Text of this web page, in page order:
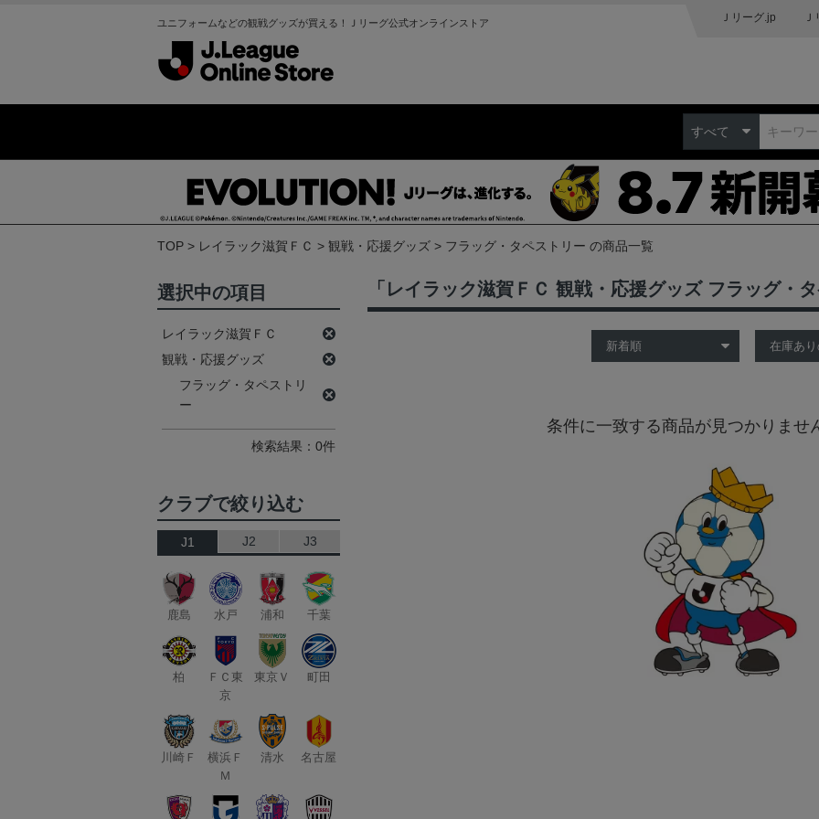
ユニフォームなどの観戦グッズが買える！Ｊリーグ公式オンラインストア Ｊリーグ.jp
すべて
TOP レイラック滋賀ＦＣ 観戦・応援グッズ フラッグ・タペストリー の商品一覧
「レイラック滋賀ＦＣ 観戦・応援グッズ フラッグ・
条件に一致する商品が見つかりませ
選択中の項目
レイラック滋賀ＦＣ
観戦・応援グッズ
フラッグ・タペストリ
ー
検索結果：0件
クラブで絞り込む
J1 J2 J3
鹿島 水戸 浦和 千葉
柏
ＦＣ東
京
東京Ｖ 町田
川崎Ｆ
横浜Ｆ
Ｍ
清水 名古屋